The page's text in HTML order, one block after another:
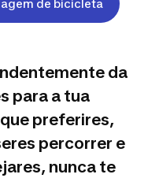
de bicicleta
da
para a tua
preferires,
percorrer e
nunca te